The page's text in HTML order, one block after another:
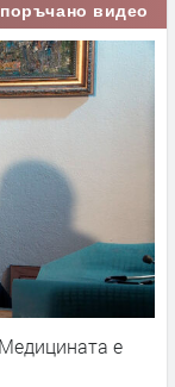
видео
е